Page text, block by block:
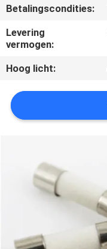
NIEUWS
VERZOEK
OM EEN
CITAAT
PRIVACY
Betalingscondities:
Levering
vermogen:
Hoog licht: